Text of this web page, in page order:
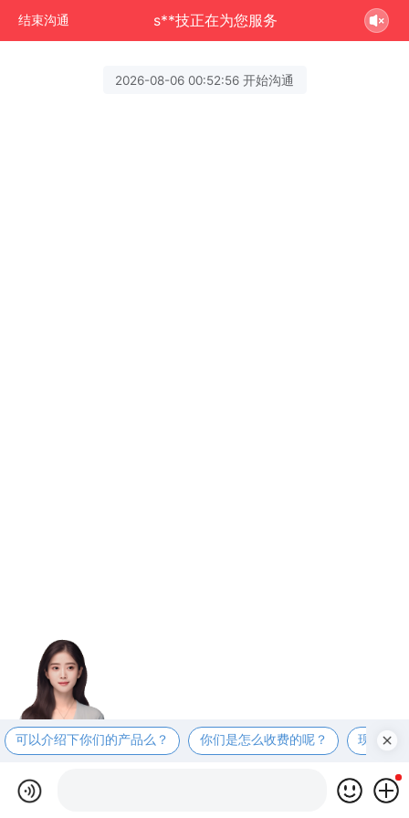
结束沟通 s**技正在为您服务
2026-08-06 00:52:56 开始沟通
可以介绍下你们的产品么？ 你们是怎么收费的呢？ 现在有